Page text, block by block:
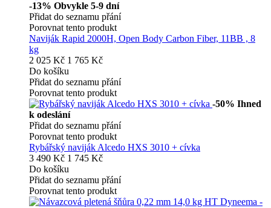
-13% Obvykle 5-9 dní
Přidat do seznamu přání
Porovnat tento produkt
Naviják Rapid 2000H, Open Body Carbon Fiber, 11BB , 8
kg
2 025 Kč 1 765 Kč
Do košíku
Přidat do seznamu přání
Porovnat tento produkt
-50% Ihned
k odeslání
Přidat do seznamu přání
Porovnat tento produkt
Rybářský naviják Alcedo HXS 3010 + cívka
3 490 Kč 1 745 Kč
Do košíku
Přidat do seznamu přání
Porovnat tento produkt